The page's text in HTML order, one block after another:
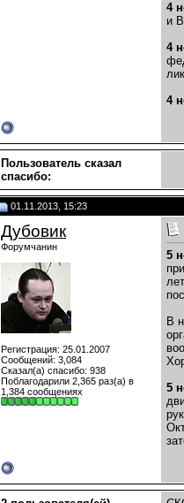
4
и
4
4
Пользователь сказал
cпасибо:
01.11.2013, 15:23
Дубовик
Форумчанин
Регистрация: 25.01.2007
Сообщений: 3,084
Сказал(а) спасибо: 938
Поблагодарили 2,365 раз(а) в
1,384 сообщениях
5
В
5